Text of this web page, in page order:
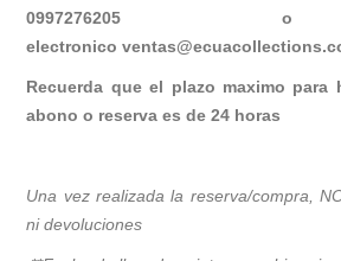
0997276205
electronico
Recuerda que el plazo maximo
abono o reserva es de 24 horas
Una vez realizada la reserva/compra,
ni devoluciones